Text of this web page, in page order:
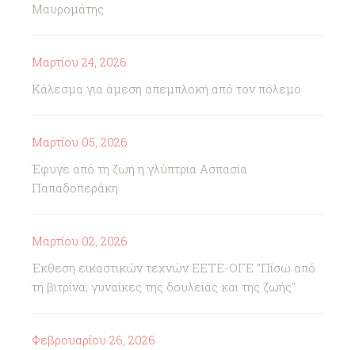
Μαυρομάτης
Μαρτίου 24, 2026
Κάλεσμα για άμεση απεμπλοκή από τον πόλεμο
Μαρτίου 05, 2026
Έφυγε από τη ζωή η γλύπτρια Ασπασία
Παπαδοπεράκη
Μαρτίου 02, 2026
Έκθεση εικαστικών τεχνών ΕΕΤΕ-ΟΓΕ "Πίσω από
τη βιτρίνα; γυναίκες της δουλειάς και της ζωής"
Φεβρουαρίου 26, 2026